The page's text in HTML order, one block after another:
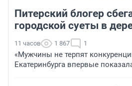
Питерский блогер
городской суеты в
11 часов 1 867 1
«Мужчины не терпят
Екатеринбурга впервые